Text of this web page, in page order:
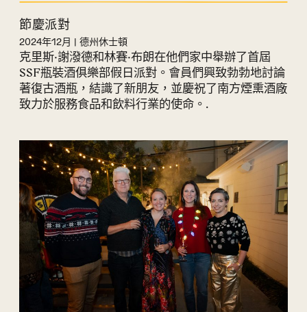
節慶派對
2024年12月 | 德州休士頓
克里斯·謝潑德和林賽·布朗在他們家中舉辦了首屆
SSF瓶裝酒俱樂部假日派對。會員們興致勃勃地討論
著復古酒瓶，結識了新朋友，並慶祝了南方煙熏酒廠
致力於服務食品和飲料行業的使命。.